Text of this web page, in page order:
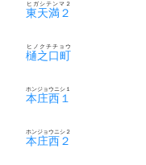
東天満２
ヒガシテンマ２
樋之口町
ヒノクチチョウ
本庄西１
ホンジョウニシ１
本庄西２
ホンジョウニシ２